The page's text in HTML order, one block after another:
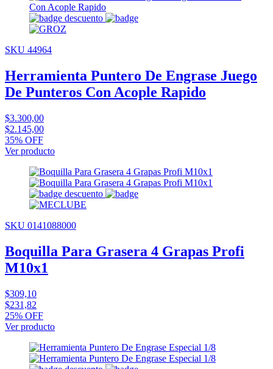
SKU 44964
Herramienta Puntero De Engrase Juego
De Punteros Con Acople Rapido
$3.300,00
$2.145,00
35% OFF
Ver producto
SKU 0141088000
Boquilla Para Grasera 4 Grapas Profi
M10x1
$309,10
$231,82
25% OFF
Ver producto